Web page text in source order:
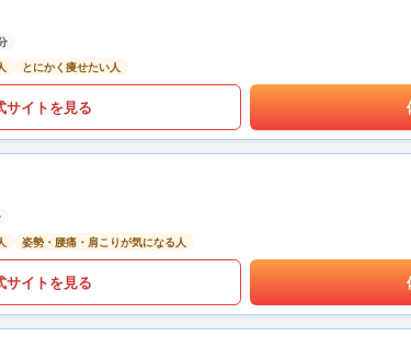
とにかく痩せたい人
サイトを見る
姿勢・腰痛・肩こりが気になる人
サイトを見る